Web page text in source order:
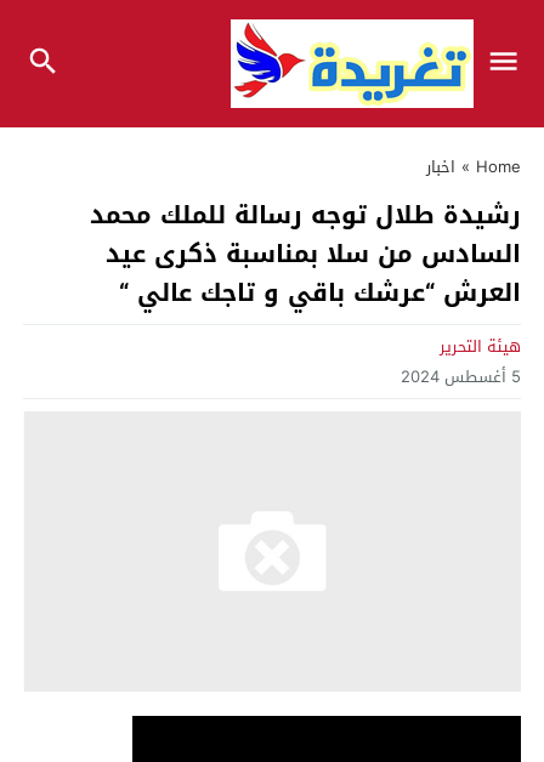
Home
» اخبار
رشيدة طلال توجه رسالة للملك محمد
السادس من سلا بمناسبة ذكرى عيد
العرش “عرشك باقي و تاجك عالي “
هيئة التحرير
5 أغسطس 2024